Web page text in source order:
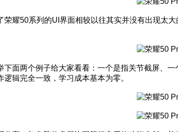
荣耀50系列的UI界面相较以往其实并没有出现太
下面两个例子给大家看看：一个是指关节截屏、
辑完全一致，学习成本基本为零。